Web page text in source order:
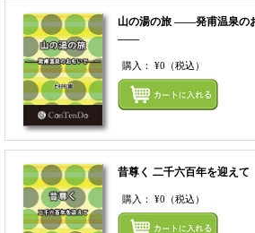
まとめてカートにいれる
山の湯の旅 ――発甫温泉の
――
購入： ¥0 （税込）
まとめてカートにいれる
昔尊く 二千六百年を迎えて
購入： ¥0 （税込）